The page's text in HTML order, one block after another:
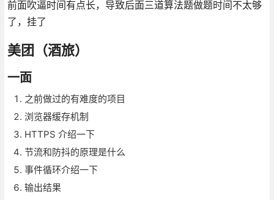
前面吹逼时间有点长，导致后面三道算法题做题时间不太够
了，挂了
美团（酒旅）
一面
之前做过的有难度的项目
浏览器缓存机制
HTTPS 介绍一下
节流和防抖的原理是什么
事件循环介绍一下
输出结果